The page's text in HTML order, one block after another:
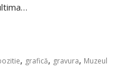
, grafică, gravura, Muzeul